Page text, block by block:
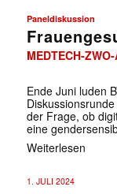
Paneldiskussion
MEDTECH-
Ende Juni luden
der Frage, ob
eine
Weiterlesen
1. JULI 2024